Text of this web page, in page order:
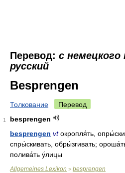
Перевод: с немецкого
русский
Besprengen
Толкование Перевод
1
besprengen
besprengen vtокропля́ть,
спры́скивать, обры́згивать;
полива́ть у́лицы
Allgemeines Lexikon > besprengen